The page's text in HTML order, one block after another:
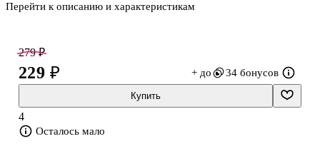
домашними и дикими животными, подводным миром и
Перейти к описанию и характеристикам
279 ₽
229 ₽ + до 34 бонусов
Купить
4
Осталось мало